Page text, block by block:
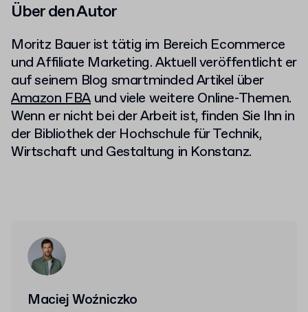
Über den Autor
Moritz Bauer ist tätig im Bereich Ecommerce
und Affiliate Marketing. Aktuell veröffentlicht er
auf seinem Blog smartminded Artikel über
Amazon FBA und viele weitere Online-Themen.
Wenn er nicht bei der Arbeit ist, finden Sie Ihn in
der Bibliothek der Hochschule für Technik,
Wirtschaft und Gestaltung in Konstanz.
Maciej Woźniczko